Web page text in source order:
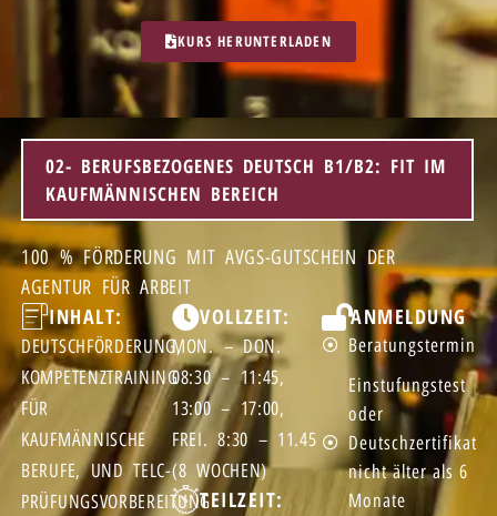
KURS HERUNTERLADEN
02- BERUFSBEZOGENES DEUTSCH B1/B2: FIT IM
KAUFMÄNNISCHEN BEREICH
100 % FÖRDERUNG MIT AVGS-GUTSCHEIN DER
AGENTUR FÜR ARBEIT
INHALT:
DEUTSCHFÖRDERUNG,
KOMPETENZTRAINING
FÜR
KAUFMÄNNISCHE
BERUFE, UND TELC-
PRÜFUNGSVORBEREITUNG
VOLLZEIT:
MON. – DON.
08:30 – 11:45,
13:00 – 17:00,
FREI. 8:30 – 11.45
(8 WOCHEN)
TEILZEIT:
ANMELDUNG
Beratungstermin
Einstufungstest
oder
Deutschzertifikat
nicht älter als 6
Monate